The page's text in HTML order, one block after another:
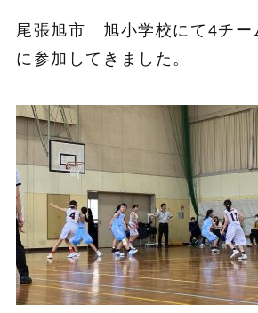
尾張旭市 旭小学校にて4チー
に参加してきました。